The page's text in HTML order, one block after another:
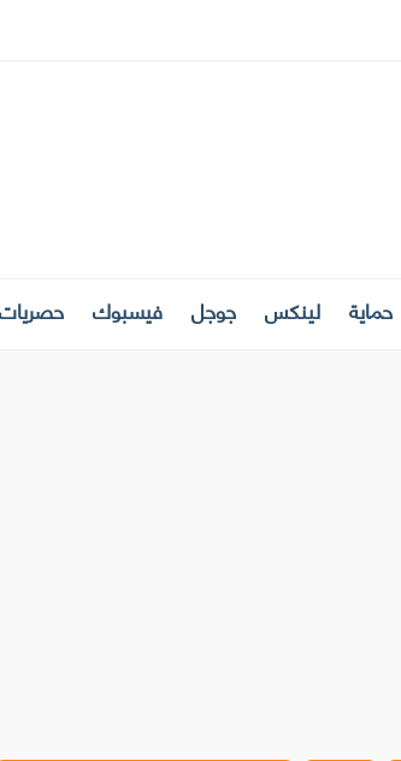
حماية لينكس جوجل فيسبوك حصريات